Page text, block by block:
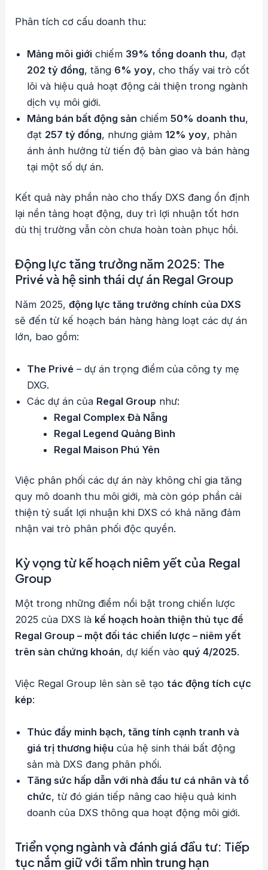
Phân tích cơ cấu doanh thu:
Mảng môi giới chiếm 39% tổng doanh thu, đạt
202 tỷ đồng, tăng 6% yoy, cho thấy vai trò cốt
lõi và hiệu quả hoạt động cải thiện trong ngành
dịch vụ môi giới.
Mảng bán bất động sản chiếm50% doanh thu,
đạt 257 tỷ đồng, nhưng giảm 12% yoy, phản
ánh ảnh hưởng từ tiến độ bàn giao và bán hàng
tại một số dự án.
Kết quả này phần nào cho thấy DXS đang ổn định
lại nền tảng hoạt động, duy trì lợi nhuận tốt hơn
dù thị trường vẫn còn chưa hoàn toàn phục hồi.
Động lực tăng trưởng năm 2025: The
Privé và hệ sinh thái dự án Regal Group
Năm 2025,động lực tăng trưởng chính của DXS
sẽ đến từ kế hoạch bán hàng hàng loạt các dự án
lớn, bao gồm:
The Privé – dự án trọng điểm của công ty mẹ
DXG.
Các dự án của Regal Group như:
Regal Complex Đà Nẵng
Regal Legend Quảng Bình
Regal Maison Phú Yên
Việc phân phối các dự án này không chỉ gia tăng
quy mô doanh thu môi giới, mà còn góp phần cải
thiện tỷ suất lợi nhuận khi DXS có khả năng đảm
nhận vai trò phân phối độc quyền.
Kỳ vọng từ kế hoạch niêm yết của Regal
Group
Một trong những điểm nổi bật trong chiến lược
2025 của DXS là kế hoạch hoàn thiện thủ tục để
Regal Group – một đối tác chiến lược – niêm yết
trên sàn chứng khoán, dự kiến vào quý 4/2025.
Việc Regal Group lên sàn sẽ tạotác động tích cực
kép:
Thúc đẩy minh bạch, tăng tính cạnh tranh và
giá trị thương hiệu của hệ sinh thái bất động
sản mà DXS đang phân phối.
Tăng sức hấp dẫn với nhà đầu tư cá nhân và tổ
chức, từ đó gián tiếp nâng cao hiệu quả kinh
doanh của DXS thông qua hoạt động môi giới.
Triển vọng ngành và đánh giá đầu tư: Tiếp
tục nắm giữ với tầm nhìn trung hạn